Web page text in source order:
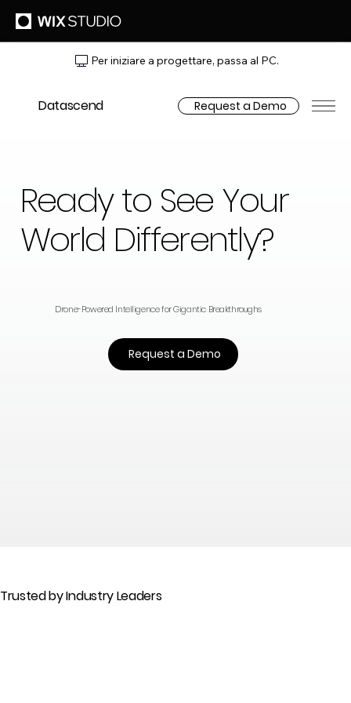
Per iniziare a progettare, passa al PC.